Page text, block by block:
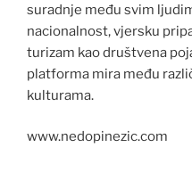
suradnje među svim
nacionalnost, vjersku
turizam kao društvena
platforma mira među
kulturama.
www.nedopinezic.com